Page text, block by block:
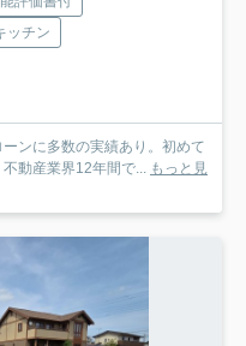
ッチン
ンに多数の実績あり。初めて
動産業界12年間で... もっと見